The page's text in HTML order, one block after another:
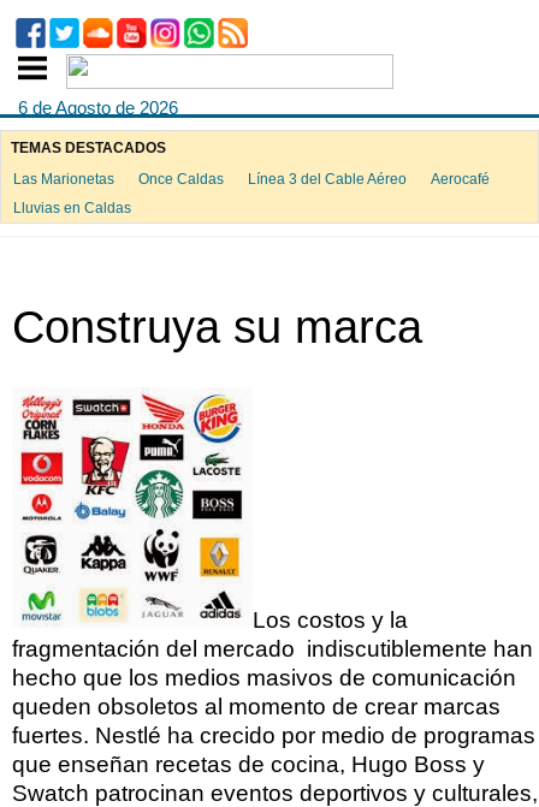
6 de Agosto de 2026
TEMAS DESTACADOS
Las Marionetas
Once Caldas Línea 3 del Cable Aéreo
Aerocafé
Lluvias en Caldas
Construya su marca
Los costos y la
fragmentación del mercado indiscutiblemente han
hecho que los medios masivos de comunicación
queden obsoletos al momento de crear marcas
fuertes. Nestlé ha crecido por medio de programas
que enseñan recetas de cocina, Hugo Boss y
Swatch patrocinan eventos deportivos y culturales,